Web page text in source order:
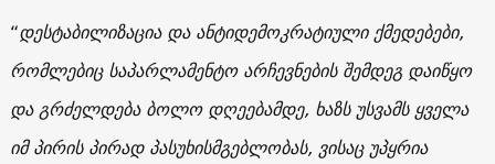
“დესტაბილიზაცია და ანტიდემოკრატიული ქმედებები,
რომლებიც საპარლამენტო არჩევნების შემდეგ დაიწყო
და გრძელდება ბოლო დღეებამდე, ხაზს უსვამს ყველა
იმ პირის პირად პასუხისმგებლობას, ვისაც უპყრია